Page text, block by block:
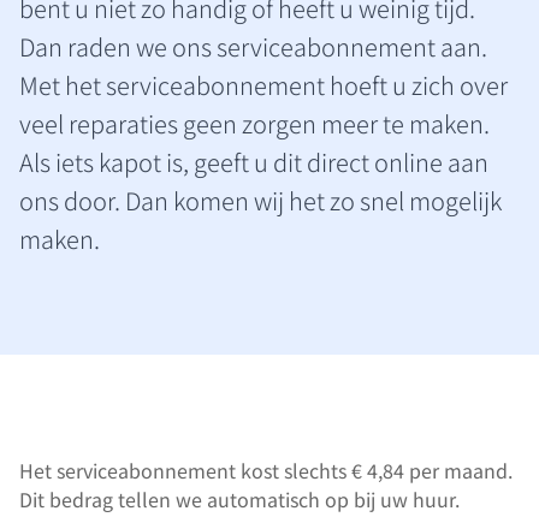
bent u niet zo handig of heeft u weinig tijd.
Dan raden we ons serviceabonnement aan.
Met het serviceabonnement hoeft u zich over
veel reparaties geen zorgen meer te maken.
Als iets kapot is, geeft u dit direct online aan
ons door. Dan komen wij het zo snel mogelijk
maken.
Het serviceabonnement kost slechts € 4,84 per maand.
Dit bedrag tellen we automatisch op bij uw huur.